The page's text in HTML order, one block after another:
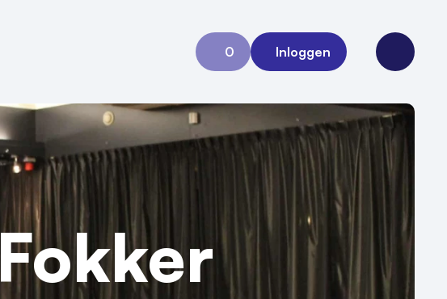
0
Aanvraag 0
Inloggen
Open